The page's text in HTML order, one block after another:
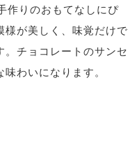
作りのおもてなしにぴ
様が美しく、味覚だけで
チョコレートのサンセ
わいになります。